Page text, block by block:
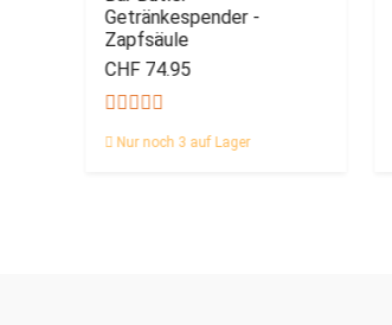
Getränkespender -
Zapfsäule
CHF 74.95
Nur noch 3 auf Lager